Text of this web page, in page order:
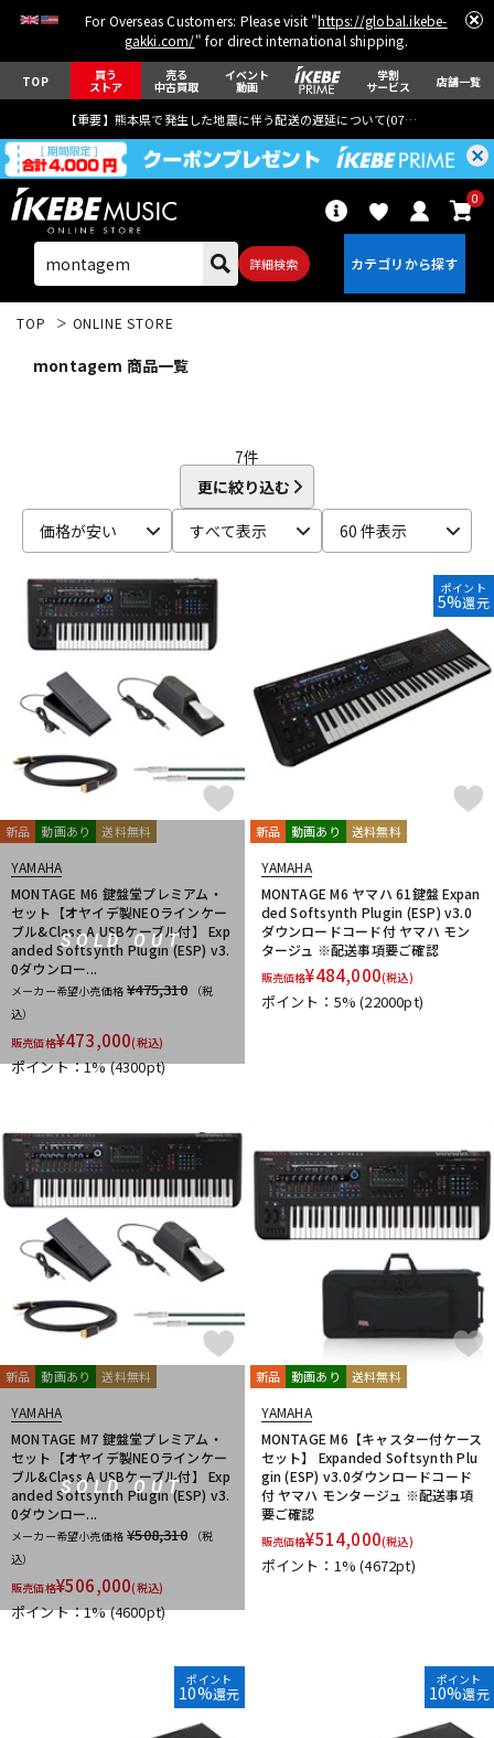
For Overseas Customers: Please visit "https://global.ikebe-
gakki.com/" for direct international shipping.
TOP 買う
ストア
売る
中古買取
イベント
動画
学割
サービス 店舗一覧
【重要】熊本県で発生した地震に伴う配送の遅延について(07月29日
詳細検索
0
ベース ウクレレ
ドラム
キーボード 電子ピアノ
管楽器
アンプ エフェクター
DJ機器 DTM
DTM オンライン納品 レコーディング機器
中古 ヴィンテージ
TOP ONLINE STORE
montagem 商品一覧
7件
更に絞り込む
価格が安い
すべて表示 60 件表示
SOLD OUT
新品 動画あり 送料無料
YAMAHA
MONTAGE M6 鍵盤堂プレミアム・
セット【オヤイデ製NEOラインケー
ブル&Class A USBケーブル付】 Exp
anded Softsynth Plugin (ESP) v3.
0ダウンロー...
メーカー希望小売価格 ¥475,310
（税
込）
販売価格¥473,000(税込)
ポイント：1%(4300pt)
ポイント
5%還元
新品 動画あり 送料無料
YAMAHA
MONTAGE M6 ヤマハ 61鍵盤 Expan
ded Softsynth Plugin (ESP) v3.0
ダウンロードコード付 ヤマハ モン
タージュ ※配送事項要ご確認
販売価格¥484,000(税込)
ポイント：5%(22000pt)
SOLD OUT
新品 動画あり 送料無料
YAMAHA
MONTAGE M7 鍵盤堂プレミアム・
セット【オヤイデ製NEOラインケー
ブル&Class A USBケーブル付】 Exp
anded Softsynth Plugin (ESP) v3.
0ダウンロー...
メーカー希望小売価格 ¥508,310
（税
込）
販売価格¥506,000(税込)
ポイント：1%(4600pt)
新品 動画あり 送料無料
YAMAHA
MONTAGE M6【キャスター付ケース
セット】 Expanded Softsynth Plu
gin (ESP) v3.0ダウンロードコード
付 ヤマハ モンタージュ ※配送事項
要ご確認
販売価格¥514,000(税込)
ポイント：1%(4672pt)
ポイント
10%還元
ポイント
10%還元